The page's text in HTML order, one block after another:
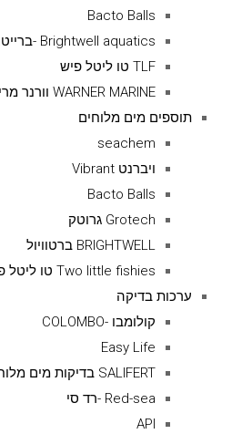
Bacto Balls
Brightwell aquatics -ברייטוול אקווטיקס
TLF טו ליטל פיש
WARNER MARINE וורנר מרין
תוספים מים מלוחים
seachem
ויברנט Vibrant
Bacto Balls
Grotech גרוטק
BRIGHTWELL ברטוויול
Two little fishies טו ליטל פיש
ערכות בדיקה
קולומבו -COLOMBO
Easy Life
SALIFERT בדיקות מים מלוחים
Red-sea -רד סי
API